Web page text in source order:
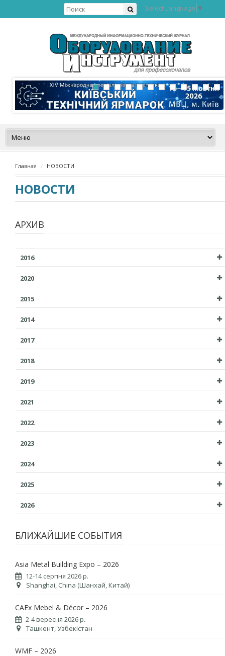
Select Language ▼
Главная НОВОСТИ
НОВОСТИ
АРХИВ
2016
2020
2015
2014
2017
2018
2019
2021
2022
2023
2024
2025
2026
БЛИЖАЙШИЕ СОБЫТИЯ
Asia Metal Building Expo – 2026
12-14 серпня 2026 р.
Shanghai, China (Шанхай, Китай)
CAEx Mebel & Décor – 2026
2-4 вересня 2026 р.
Ташкент, Узбекістан
WMF – 2026